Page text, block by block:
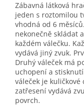
Zábavná látková
jeden s roztomilou
vhodná od 6
nekonečně skládat
každém válečku.
vydává jiný zvuk.
Druhý váleček má
uchopení a
váleček je
zatřesení vydává
povrch.